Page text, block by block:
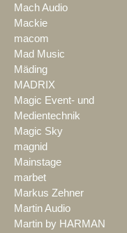
Mach Audio
Mackie
macom
Mad Music
Mäding
MADRIX
Magic Event- und
Medientechnik
Magic Sky
magnid
Mainstage
marbet
Markus Zehner
Martin Audio
Martin by HARMAN